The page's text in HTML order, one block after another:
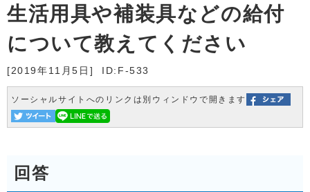
生活用具や補装具などの給付
について教えてください
[2019年11月5日] ID:F-533
ソーシャルサイトへのリンクは別ウィンドウで開きます
回答